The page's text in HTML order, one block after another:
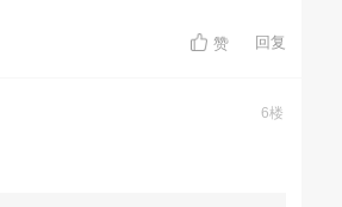
赞 回复
6楼